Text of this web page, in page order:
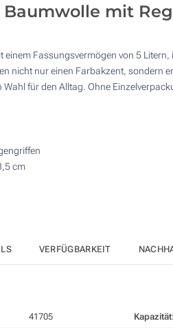
Ohne Werbedruck
mit
Fassungsvermögen von 5
nicht nur einen Farbakzent, sondern
für den Alltag. Ohne
cm
VERFÜGBARKEIT
41705 Kapazität: